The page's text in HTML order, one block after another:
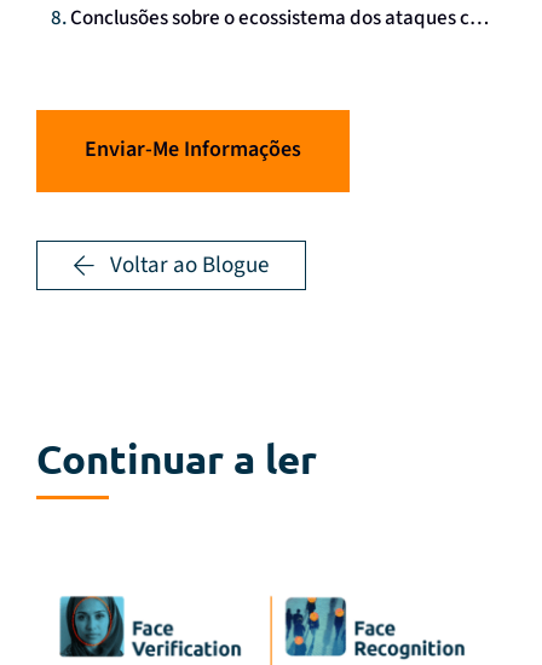
Conclusões sobre o ecossistema dos ataques como serviço
Enviar-Me Informações
Voltar ao Blogue
Continuar a ler